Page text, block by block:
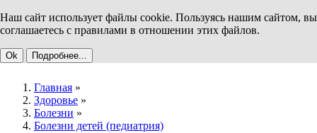
Наш сайт использует файлы cookie. Пользуясь нашим сайтом, вы
соглашаетесь с правилами в отношении этих файлов.
Ok Подробнее...
Главная »
Здоровье »
Болезни »
Болезни детей (педиатрия)